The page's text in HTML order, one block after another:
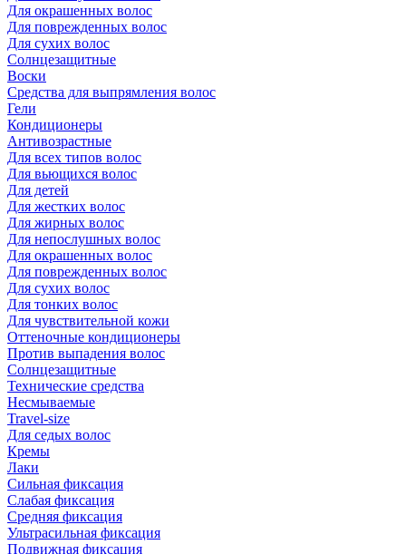
Для окрашенных волос
Для поврежденных волос
Для сухих волос
Солнцезащитные
Воски
Средства для выпрямления волос
Гели
Кондиционеры
Антивозрастные
Для всех типов волос
Для вьющихся волос
Для детей
Для жестких волос
Для жирных волос
Для непослушных волос
Для окрашенных волос
Для поврежденных волос
Для сухих волос
Для тонких волос
Для чувствительной кожи
Оттеночные кондиционеры
Против выпадения волос
Солнцезащитные
Технические средства
Несмываемые
Travel-size
Для седых волос
Кремы
Лаки
Сильная фиксация
Слабая фиксация
Средняя фиксация
Ультрасильная фиксация
Подвижная фиксация